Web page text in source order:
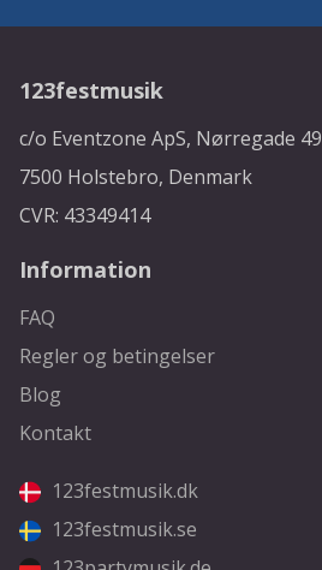
123festmusik
c/o Eventzone ApS, Nørregade 49
7500 Holstebro, Denmark
CVR: 43349414
Information
FAQ
Regler og betingelser
Blog
Kontakt
123festmusik.dk
123festmusik.se